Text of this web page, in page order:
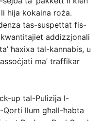
hija kokaina roża.
tas-suspettat fis-
addizzjonali
ħaxixa tal-kannabis, u
ma’ traffikar
up tal-Pulizija l-
Qorti llum għall-ħabta